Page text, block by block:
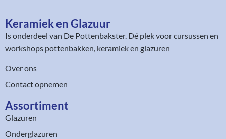
Keramiek en Glazuur​
Is onderdeel van De Pottenbakster. Dé plek voor cursussen en
workshops pottenbakken, keramiek en glazuren
Over ons
Contact opnemen
Assortiment​
Glazuren
Onderglazuren